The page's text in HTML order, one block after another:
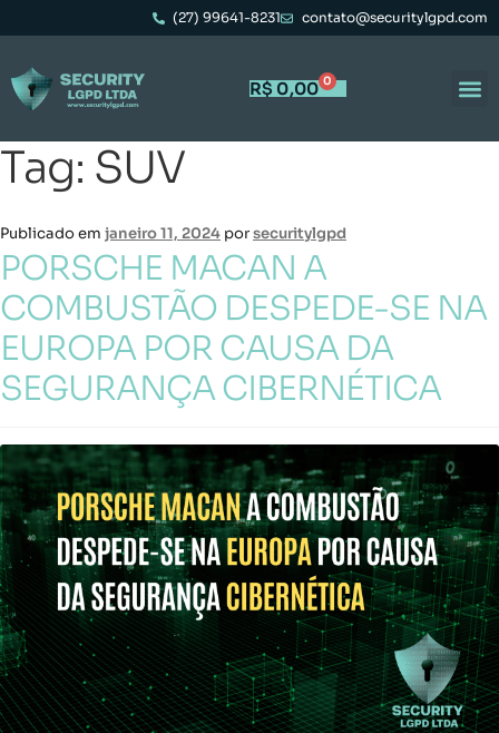
(27) 99641-8231 contato@securitylgpd.com
R$ 0,00 0
Tag: SUV
Publicado em janeiro 11, 2024 porsecuritylgpd
PORSCHE MACAN A
COMBUSTÃO DESPEDE-SE NA
EUROPA POR CAUSA DA
SEGURANÇA CIBERNÉTICA